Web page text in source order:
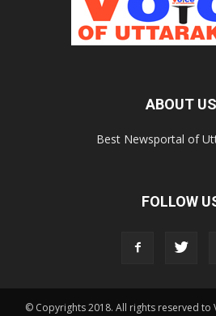
ABOUT US
Best Newsportal of
FOLLOW
© Copyrights 2018. All rights reserved to